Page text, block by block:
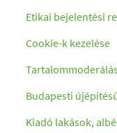
Etikai bejelentési
Cookie-k kezelése
Budapesti
Kiadó lakások,